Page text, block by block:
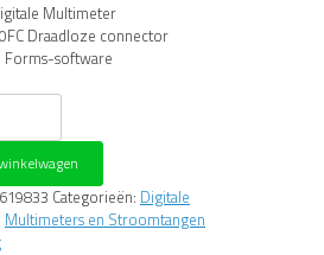
Multimeter
Draadloze connector
Forms-software
Categorieën: Digitale
Multimeters en Stroomtangen